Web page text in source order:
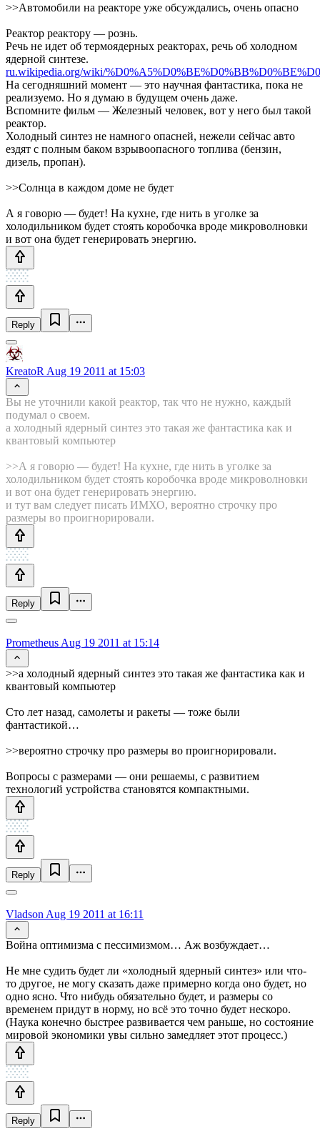
>>Автомобили на реакторе уже обсуждались, очень опасно
Реактор реактору — рознь.
Речь не идет об термоядерных реакторах, речь об холодном
ядерной синтезе.
ru.wikipedia.org/wiki/
На сегодняшний момент — это научная фантастика, пока не
реализуемо. Но я думаю в будущем очень даже.
Вспомните фильм — Железный человек, вот у него был такой
реактор.
Холодный синтез не намного опасней, нежели сейчас авто
ездят с полным баком взрывоопасного топлива (бензин,
дизель, пропан).
>>Солнца в каждом доме не будет
А я говорю — будет! На кухне, где нить в уголке за
холодильником будет стоять коробочка вроде микроволновки
и вот она будет генерировать энергию.
Reply
KreatoR Aug 19 2011 at 15:03
Вы не уточнили какой реактор, так что не нужно, каждый
подумал о своем.
а холодный ядерный синтез это такая же фантастика как и
квантовый компьютер
>>А я говорю — будет! На кухне, где нить в уголке за
холодильником будет стоять коробочка вроде микроволновки
и вот она будет генерировать энергию.
и тут вам следует писать ИМХО, вероятно строчку про
размеры во проигнорировали.
Reply
Prometheus Aug 19 2011 at 15:14
>>а холодный ядерный синтез это такая же фантастика как и
квантовый компьютер
Сто лет назад, самолеты и ракеты — тоже были
фантастикой…
>>вероятно строчку про размеры во проигнорировали.
Вопросы с размерами — они решаемы, с развитием
технологий устройства становятся компактными.
Reply
Vladson Aug 19 2011 at 16:11
Война оптимизма с пессимизмом… Аж возбуждает…
Не мне судить будет ли «холодный ядерный синтез» или что-
то другое, не могу сказать даже примерно когда оно будет, но
одно ясно. Что нибудь обязательно будет, и размеры со
временем придут в норму, но всё это точно будет нескоро.
(Наука конечно быстрее развивается чем раньше, но состояние
мировой экономики увы сильно замедляет этот процесс.)
Reply